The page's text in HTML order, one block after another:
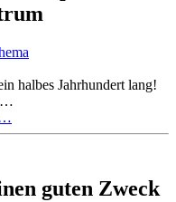
halbes Jahrhundert lang!
guten Zweck